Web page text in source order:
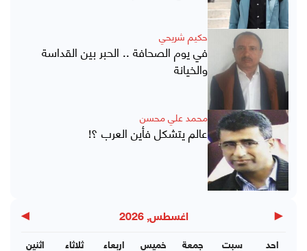
حكيم شريحي
في يوم الصحافة .. الحبر بين القداسة
والخيانة
محمد علي محسن
عالم يتشكل فأين العرب ؟!
◀ اغسطس, 2026 ▶
اثنين ثلاثاء اربعاء خميس جمعة سبت احد